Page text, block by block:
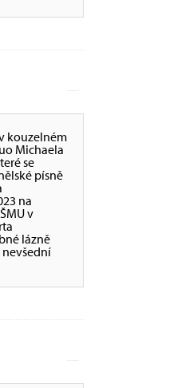
kouzelném
Michaela
se
písně
na
v
lázně
nevšední